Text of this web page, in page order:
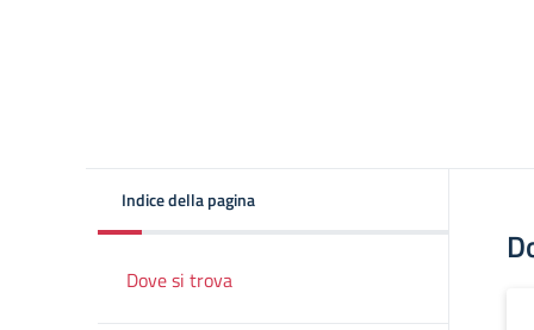
Indice della pagina
Dove si trova